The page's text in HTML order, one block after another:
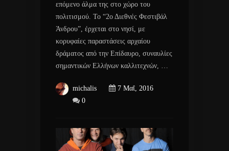
επόμενο άλμα της στο χώρο του
πολιτισμού. To “2ο Διεθνές Φεστιβάλ
Άνδρου”, έρχεται στο νησί, με
κορυφαίες παραστάσεις αρχαίου
δράματος από την Επίδαυρο, συναυλίες
σημαντικών Ελλήνων καλλιτεχνών, …
michalis
7 Μαΐ, 2016
0